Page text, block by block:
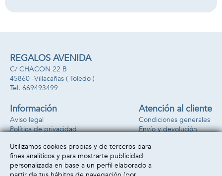
7,5 cm
28,88x24,95x5,45
REGALOS AVENIDA
C/ CHACON 22 B
45860 -Villacañas ( Toledo )
669493499
Información
Aviso legal
Política de privacidad
Atención al cliente
Condiciones generales
Envío y devolución
Formas de pago
Utilizamos cookies propias y de terceros para
fines analíticos y para mostrarte publicidad
personalizada en base a un perfil elaborado a